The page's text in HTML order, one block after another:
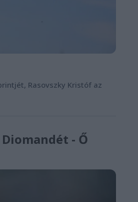
Rasovszky Kristóf az
- Ő